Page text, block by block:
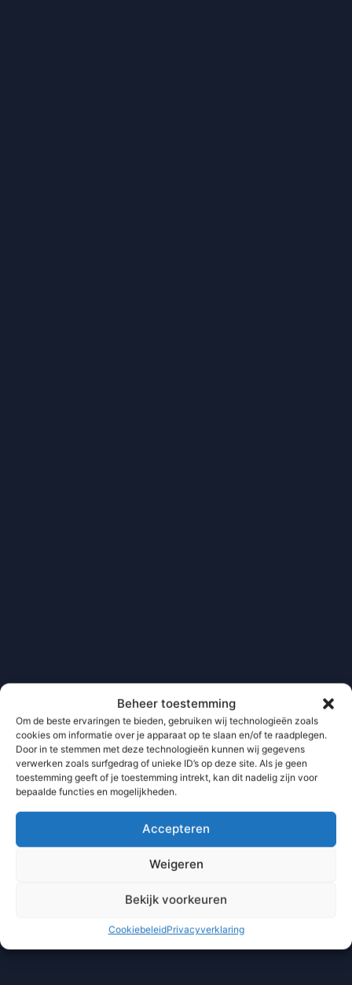
Beheer toestemming
Om de beste ervaringen te bieden, gebruiken wij technologieën zoals
cookies om informatie over je apparaat op te slaan en/of te raadplegen.
Door in te stemmen met deze technologieën kunnen wij gegevens
verwerken zoals surfgedrag of unieke ID’s op deze site. Als je geen
toestemming geeft of je toestemming intrekt, kan dit nadelig zijn voor
bepaalde functies en mogelijkheden.
Accepteren
Weigeren
Bekijk voorkeuren
CookiebeleidPrivacyverklaring